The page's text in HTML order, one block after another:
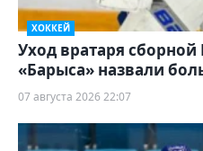
ХОККЕЙ
Уход вратаря сборной
«Барыса» назвали
07 августа 2026 22:07